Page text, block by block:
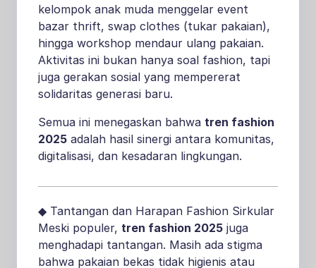
kelompok anak muda menggelar event
bazar thrift, swap clothes (tukar pakaian),
hingga workshop mendaur ulang pakaian.
Aktivitas ini bukan hanya soal fashion, tapi
juga gerakan sosial yang mempererat
solidaritas generasi baru.
Semua ini menegaskan bahwa tren fashion
2025 adalah hasil sinergi antara komunitas,
digitalisasi, dan kesadaran lingkungan.
◆ Tantangan dan Harapan Fashion Sirkular
Meski populer, tren fashion 2025 juga
menghadapi tantangan. Masih ada stigma
bahwa pakaian bekas tidak higienis atau